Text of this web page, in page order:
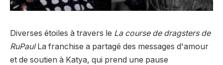
Diverses étoiles à travers le La course de dragsters de
RuPaulLa franchise a partagé des messages d'amour
et de soutien à Katya, qui prend une pause